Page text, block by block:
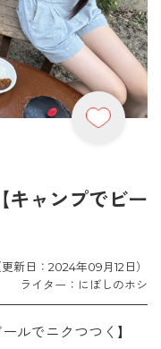
キャンプでビー
新日：2024年09月12日）
ライター：にぼしのホシ
ルでニクつつく】